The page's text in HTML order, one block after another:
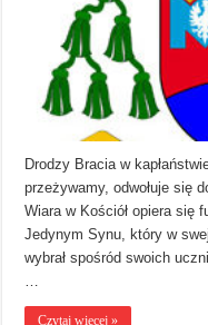
Drodzy Bracia w
przeżywamy, odwołuje się
Wiara w Kościół opiera się
Jedynym Synu, który w
wybrał spośród swoich
Czytaj więcej »